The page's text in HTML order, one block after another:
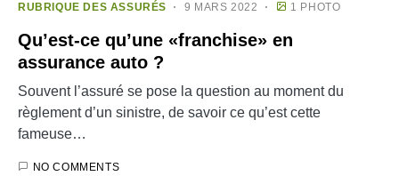
RUBRIQUE DES ASSURÉS 9 MARS 2022 1 PHOTO
Qu’est-ce qu’une «franchise» en
assurance auto ?
Souvent l’assuré se pose la question au moment du
règlement d’un sinistre, de savoir ce qu’est cette
fameuse…
NO COMMENTS